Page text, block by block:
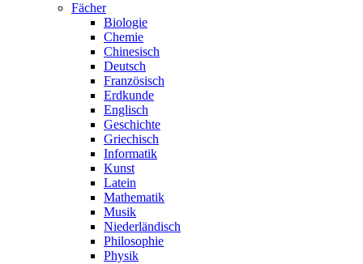
Fächer
Biologie
Chemie
Chinesisch
Deutsch
Französisch
Erdkunde
Englisch
Geschichte
Griechisch
Informatik
Kunst
Latein
Mathematik
Musik
Niederländisch
Philosophie
Physik